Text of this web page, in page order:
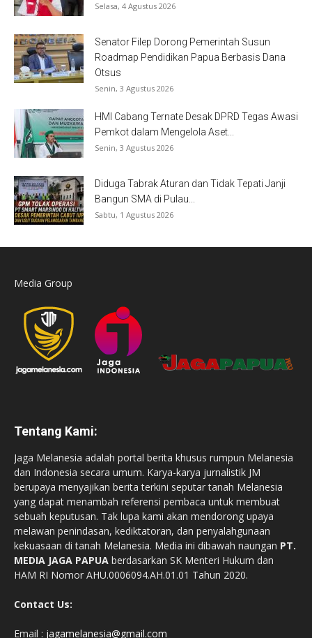
Selasa, 4 Agustus 2026
Senator Filep Dorong Pemerintah Susun
Roadmap Pendidikan Papua Berbasis Dana
Otsus
Senin, 3 Agustus 2026
HMI Cabang Ternate Desak DPRD Tegas Awasi
Pemkot dalam Mengelola Aset...
Senin, 3 Agustus 2026
Diduga Tabrak Aturan dan Tidak Tepati Janji
Bangun SMA di Pulau...
Sabtu, 1 Agustus 2026
Media Group
Tentang Kami:
Jaga Melanesia adalah portal berita khusus rumpun Melanesia
dan Indonesia secara umum. Karya-karya jurnalistik JM
berupaya menyajikan berita terkini seputar tanah Melanesia
yang dapat menambah referensi pembaca untuk membuat
sebuah keputusan. Tak lupa kami akan mendorong upaya
melawan penindasan, kediktatoran, dan penyalahgunaan
kekuasaan di tanah Melanesia. Media ini dibawah naungan PT.
MEDIA JAGA PAPUA berdasarkan SK Menteri Hukum dan
HAM RI Nomor AHU.0006094.AH.01.01 Tahun 2020.
Contact Us:
Email : jagamelanesia@gmail.com